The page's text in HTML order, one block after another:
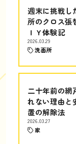
週末に挑戦し
所のクロス張
ＩＹ体験記
2026.03.29
洗面所
二十年前の網
れない理由と
置の解除法
2026.03.27
家